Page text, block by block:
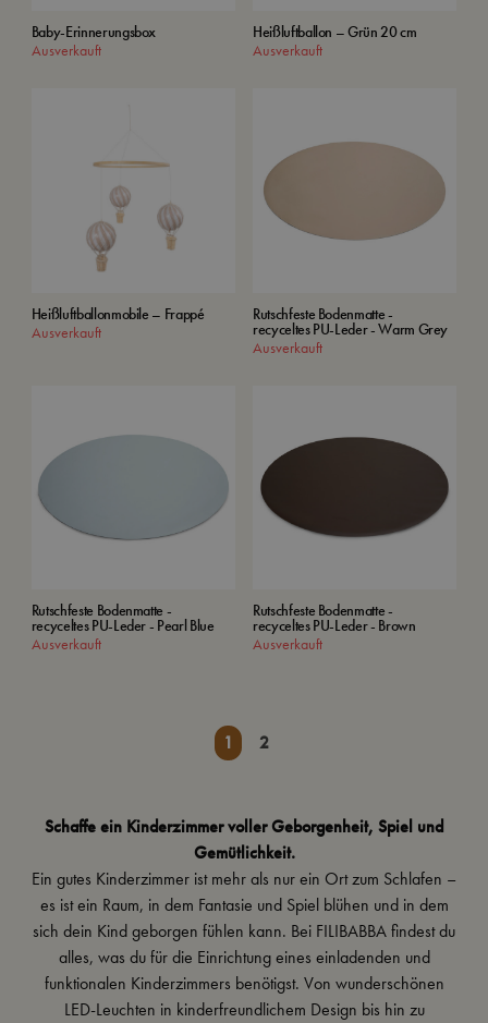
Baby-Erinnerungsbox
Ausverkauft
Heißluftballon – Grün 20 cm
Ausverkauft
Heißluftballonmobile – Frappé
Ausverkauft
Rutschfeste Bodenmatte -
recyceltes PU-Leder - Warm Grey
Ausverkauft
Rutschfeste Bodenmatte -
recyceltes PU-Leder - Pearl Blue
Ausverkauft
Rutschfeste Bodenmatte -
recyceltes PU-Leder - Brown
Ausverkauft
1 2
Schaffe ein Kinderzimmer voller Geborgenheit, Spiel und
Gemütlichkeit.
Ein gutes Kinderzimmer ist mehr als nur ein Ort zum Schlafen –
es ist ein Raum, in dem Fantasie und Spiel blühen und in dem
sich dein Kind geborgen fühlen kann. Bei FILIBABBA findest du
alles, was du für die Einrichtung eines einladenden und
funktionalen Kinderzimmers benötigst. Von wunderschönen
LED-Leuchten in kinderfreundlichem Design bis hin zu